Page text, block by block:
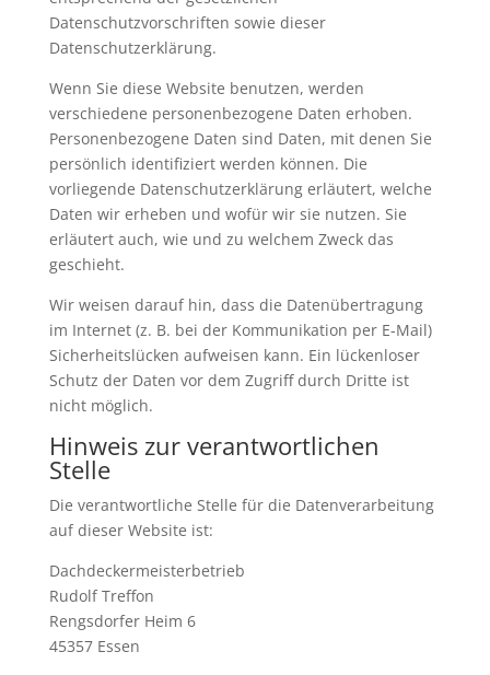
Datenschutzvorschriften sowie dieser
Datenschutzerklärung.
Wenn Sie diese Website benutzen, werden
verschiedene personenbezogene Daten erhoben.
Personenbezogene Daten sind Daten, mit denen Sie
persönlich identifiziert werden können. Die
vorliegende Datenschutzerklärung erläutert, welche
Daten wir erheben und wofür wir sie nutzen. Sie
erläutert auch, wie und zu welchem Zweck das
geschieht.
Wir weisen darauf hin, dass die Datenübertragung
im Internet (z. B. bei der Kommunikation per E-Mail)
Sicherheitslücken aufweisen kann. Ein lückenloser
Schutz der Daten vor dem Zugriff durch Dritte ist
nicht möglich.
Hinweis zur verantwortlichen
Stelle
Die verantwortliche Stelle für die Datenverarbeitung
auf dieser Website ist:
Dachdeckermeisterbetrieb
Rudolf Treffon
Rengsdorfer Heim 6
45357 Essen